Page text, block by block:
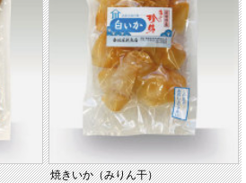
焼きいか（みりん干）